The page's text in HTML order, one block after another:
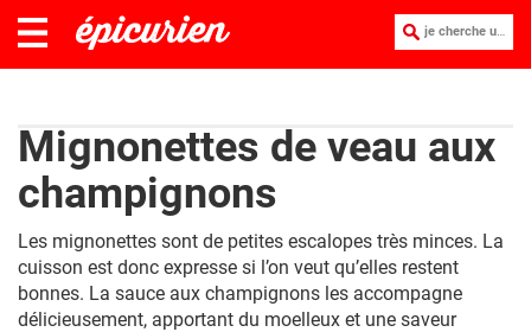
je cherche une recette :
Mignonettes de veau aux
champignons
Les mignonettes sont de petites escalopes très minces. La
cuisson est donc expresse si l’on veut qu’elles restent
bonnes. La sauce aux champignons les accompagne
délicieusement, apportant du moelleux et une saveur